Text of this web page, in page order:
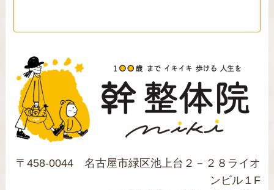
〒458-0044 名古屋市緑区池上台２－２８ライオ
ンビル１F